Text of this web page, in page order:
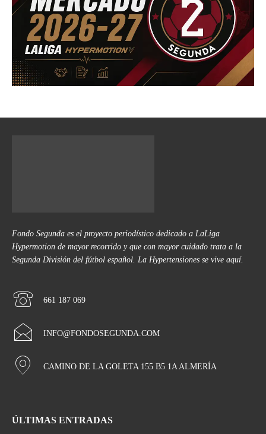
Fondo Segunda es el proyecto periodístico dedicado a LaLiga
Hypermotion de mayor recorrido y que con mayor cuidado trata a la
Segunda División del fútbol español. La Hypertensiones se vive aquí.
661 187 069
INFO@FONDOSEGUNDA.COM
CAMINO DE LA GOLETA 155 B5 1A ALMERÍA
ÚLTIMAS ENTRADAS